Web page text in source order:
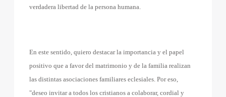
verdadera libertad de la persona humana.
En este sentido, quiero destacar la importancia y el papel
positivo que a favor del matrimonio y de la familia realizan
las distintas asociaciones familiares eclesiales. Por eso,
"deseo invitar a todos los cristianos a colaborar, cordial y